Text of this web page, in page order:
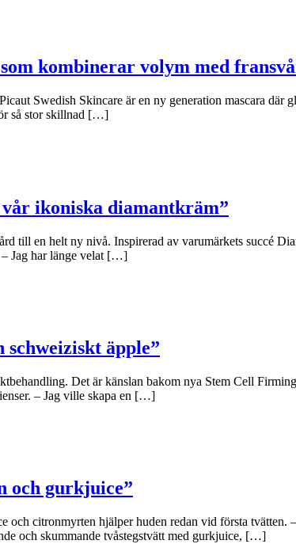
kombinerar volym med
Swedish Skincare är en ny generation mascara där
så stor skillnad […]
ikoniska diamantkräm”
till en helt ny nivå. Inspirerad av varumärkets succé
– Jag har länge velat […]
äpple”
Det är känslan bakom nya Stem Cell
– Jag ville skapa en […]
och gurkjuice”
citronmyrten hjälper huden redan vid första tvätten.
och skummande tvåstegstvätt med gurkjuice, […]